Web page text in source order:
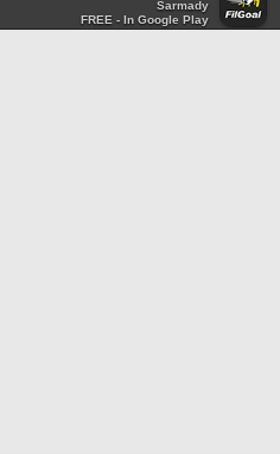
Sarmady
FREE - In Google Play